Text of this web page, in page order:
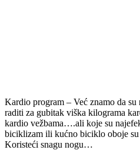
Kardio program – Već znamo da
raditi za gubitak viška kilograma
kardio vežbama….ali koje su
biciklizam ili kućno biciklo oboje
Koristeći snagu nogu…